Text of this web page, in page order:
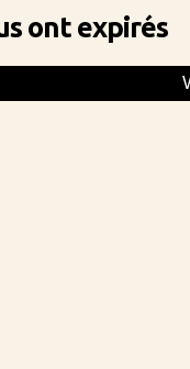
ont expirés